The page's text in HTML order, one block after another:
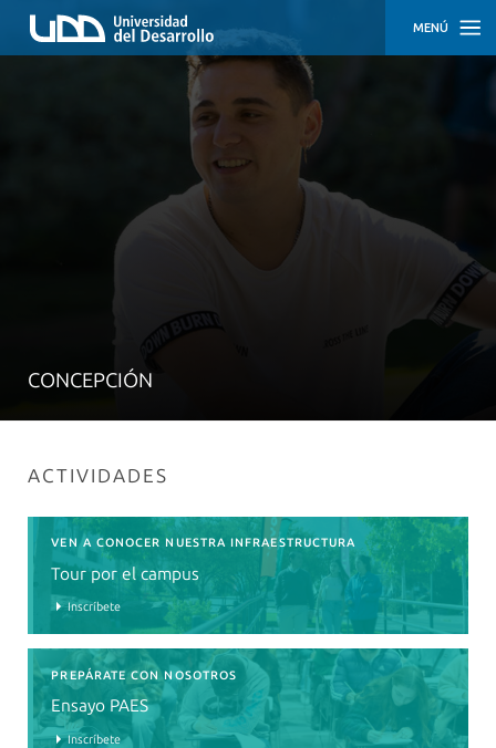
CONCEPCIÓN
MENÚ
ACTIVIDADES
VEN A CONOCER NUESTRA INFRAESTRUCTURA
Tour por el campus
Inscríbete
PREPÁRATE CON NOSOTROS
Ensayo PAES
Inscríbete